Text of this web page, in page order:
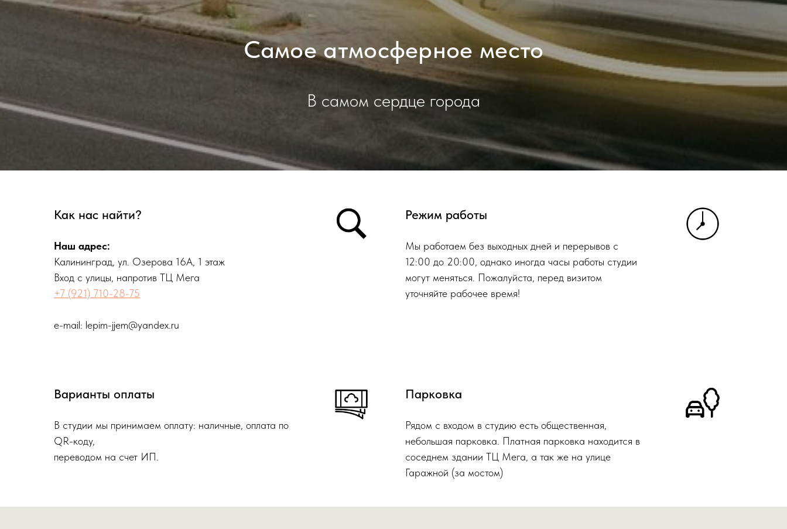
Самое атмосферное место
В самом сердце города
Как нас найти?
Наш адрес:
Калининград, ул. Озерова 16А, 1 этаж
Вход с улицы, напротив ТЦ Мега
+7 (921) 710-28-75
е-mail: lepim-jjem@yandex.ru
Режим работы
Мы работаем без выходных дней и перерывов c
12:00 до 20:00, однако иногда часы работы студии
могут меняться. Пожалуйста, перед визитом
уточняйте рабочее время!
Варианты оплаты
В студии мы принимаем оплату: наличные, оплата по
QR-коду,
переводом на счет ИП.
Парковка
Рядом с входом в студию есть общественная,
небольшая парковка. Платная парковка находится в
соседнем здании ТЦ Мега, а так же на улице
Гаражной (за мостом)